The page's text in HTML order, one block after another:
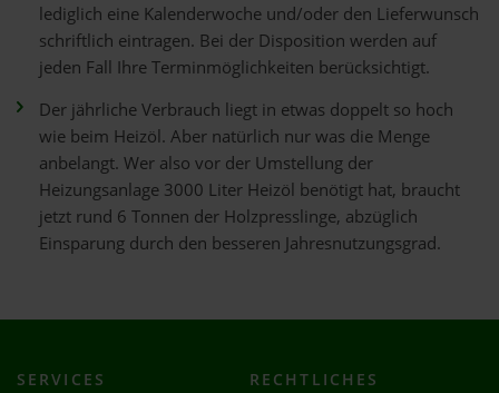
lediglich eine Kalenderwoche und/oder den Lieferwunsch
schriftlich eintragen. Bei der Disposition werden auf
jeden Fall Ihre Terminmöglichkeiten berücksichtigt.
Der jährliche Verbrauch liegt in etwas doppelt so hoch
wie beim Heizöl. Aber natürlich nur was die Menge
anbelangt. Wer also vor der Umstellung der
Heizungsanlage 3000 Liter Heizöl benötigt hat, braucht
jetzt rund 6 Tonnen der Holzpresslinge, abzüglich
Einsparung durch den besseren Jahresnutzungsgrad.
SERVICES RECHTLICHES